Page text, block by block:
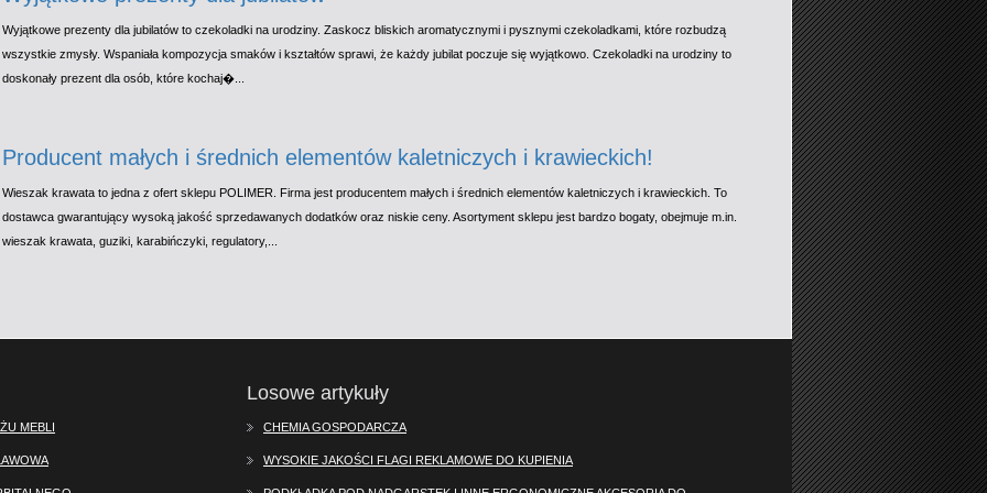
Wyjątkowe prezenty dla jubilatów to czekoladki na urodziny. Zaskocz bliskich aromatycznymi i pysznymi czekoladkami, które rozbudzą
wszystkie zmysły. Wspaniała kompozycja smaków i kształtów sprawi, że każdy jubilat poczuje się wyjątkowo. Czekoladki na urodziny to
doskonały prezent dla osób, które kochaj�...
Producent małych i średnich elementów kaletniczych i krawieckich!
Wieszak krawata to jedna z ofert sklepu POLIMER. Firma jest producentem małych i średnich elementów kaletniczych i krawieckich. To
dostawca gwarantujący wysoką jakość sprzedawanych dodatków oraz niskie ceny. Asortyment sklepu jest bardzo bogaty, obejmuje m.in.
wieszak krawata, guziki, karabińczyki, regulatory,...
MEBLI
Losowe artykuły
CHEMIA GOSPODARCZA
WYSOKIE JAKOŚCI FLAGI REKLAMOWE DO KUPIENIA